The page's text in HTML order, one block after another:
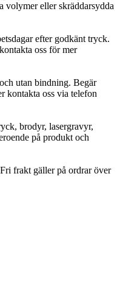
volymer eller skräddarsydda
efter godkänt tryck.
oss för mer
utan bindning. Begär
kontakta oss via telefon
brodyr, lasergravyr,
på produkt och
frakt gäller på ordrar över